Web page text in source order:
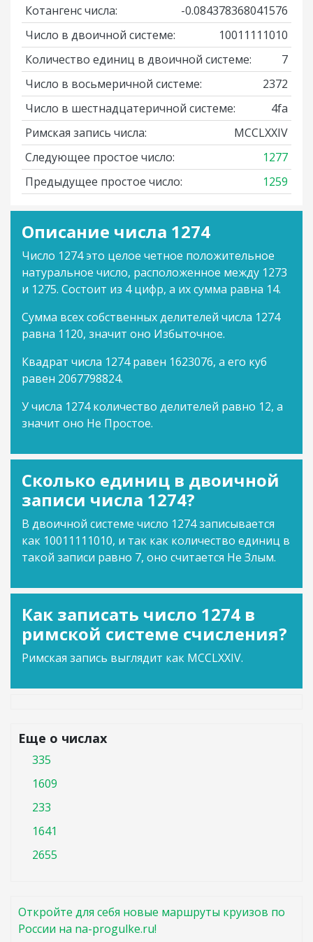
Котангенс числа:
-0.084378368041576
Число в двоичной системе:
10011111010
Количество единиц в двоичной системе:
7
Число в восьмеричной системе:
2372
Число в шестнадцатеричной системе:
4fa
Римская запись числа:
MCCLXXIV
Следующее простое число:
1277
Предыдущее простое число:
1259
Описание числа 1274
Число 1274 это целое четное положительное
натуральное число, расположенное между 1273
и 1275. Состоит из 4 цифр, а их сумма равна 14.
Сумма всех собственных делителей числа 1274
равна 1120, значит оно Избыточное.
Квадрат числа 1274 равен 1623076, а его куб
равен 2067798824.
У числа 1274 количество делителей равно 12, а
значит оно Не Простое.
Сколько единиц в двоичной
записи числа 1274?
В двоичной системе число 1274 записывается
как 10011111010, и так как количество единиц в
такой записи равно 7, оно считается Не Злым.
Как записать число 1274 в
римской системе счисления?
Римская запись выглядит как MCCLXXIV.
Еще о числах
335
1609
233
1641
2655
Откройте для себя новые маршруты круизов по
России на na-progulke.ru!